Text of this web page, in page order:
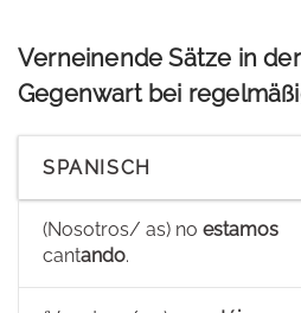
Verneinende Sätze in
Gegenwart bei
SPANISCH
(Nosotros/ as) no estamos
cantando.